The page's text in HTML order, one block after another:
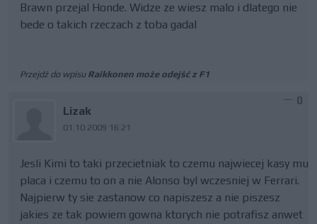
Brawn przejal Honde. Widze ze wiesz malo i dlatego nie
bede o takich rzeczach z toba gadal
Przejdź do wpisu Raikkonen może odejść z F1
Lizak
01.10.2009 16:21
0
Jesli Kimi to taki przecietniak to czemu najwiecej kasy mu
placa i czemu to on a nie Alonso byl wczesniej w Ferrari.
Najpierw ty sie zastanow co napiszesz a nie piszesz
jakies ze tak powiem gowna ktorych nie potrafisz anwet